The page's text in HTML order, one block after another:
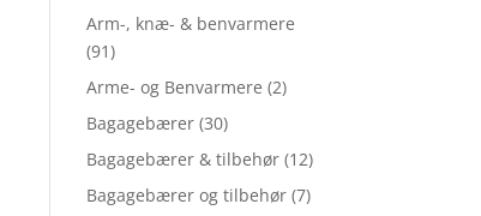
Arm-, knæ- & benvarmere
(91)
Arme- og Benvarmere (2)
Bagagebærer (30)
Bagagebærer & tilbehør (12)
Bagagebærer og tilbehør (7)